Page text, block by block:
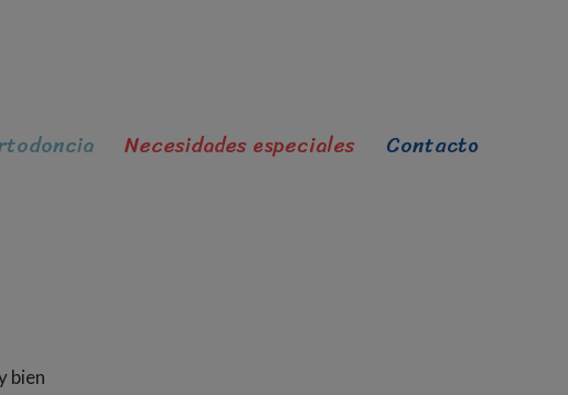
Necesidades especiales Contacto
bien